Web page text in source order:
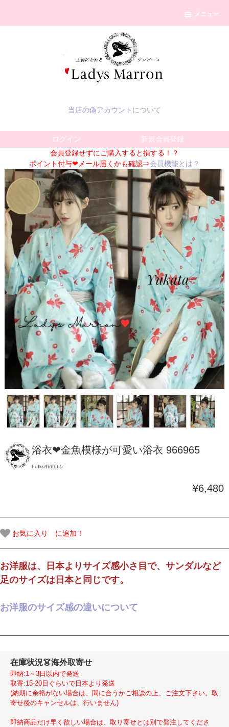
メニュー
当店の偽アカウントについて
ログイン
新規会員登録
会員登録せずにご購入すると損する！？
ポイント付与❤メール届くかも確認⇒会員機能とは？
浴衣❤金魚模様が可愛い浴衣 966965
hdfks966965
¥6,480
お気に入り に追加！
お洋服は、日本よりサイズ感小さ目で、サンダルなど
足のサイズは日本と同じです。
お洋服のサイズ感の違いについて
在庫状況👗海外取寄せ
即納:1～3日以内で発送
取寄:15-20日ぐらいで日本より発送
(納期に余裕がない場合は、間に合うかご相談の上、ご注文下さい。取
寄せ後のキャンセルは、行いません)
即納商品だけ早く欲しい場合は、取り寄せとは別で発注してくださ